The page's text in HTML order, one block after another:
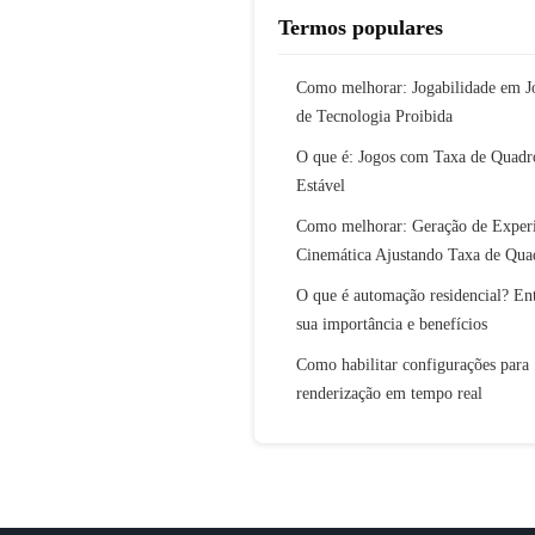
Termos populares
Como melhorar: Jogabilidade em
de Tecnologia Proibida
O que é: Jogos com Taxa de
Estável
Como melhorar: Geração de
Cinemática Ajustando Taxa de
O que é automação residencial?
sua importância e benefícios
Como habilitar configurações para
renderização em tempo real